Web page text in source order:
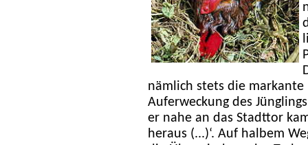
nämlich stets die markante
Auferweckung des
er nahe an das Stadttor
heraus (...)‘. Auf halbem